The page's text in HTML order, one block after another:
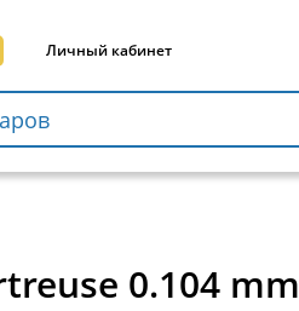
Личный кабинет
0.104 mm